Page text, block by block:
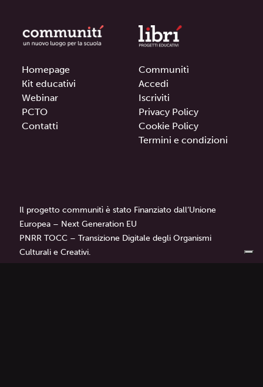
Homepage
Kit educativi
Webinar
PCTO
Contatti
Communitì
Accedi
Iscriviti
Privacy Policy
Cookie Policy
Termini e condizioni
Il progetto communitì è stato Finanziato dall’Unione
Europea – Next Generation EU
PNRR TOCC – Transizione Digitale degli Organismi
Culturali e Creativi.